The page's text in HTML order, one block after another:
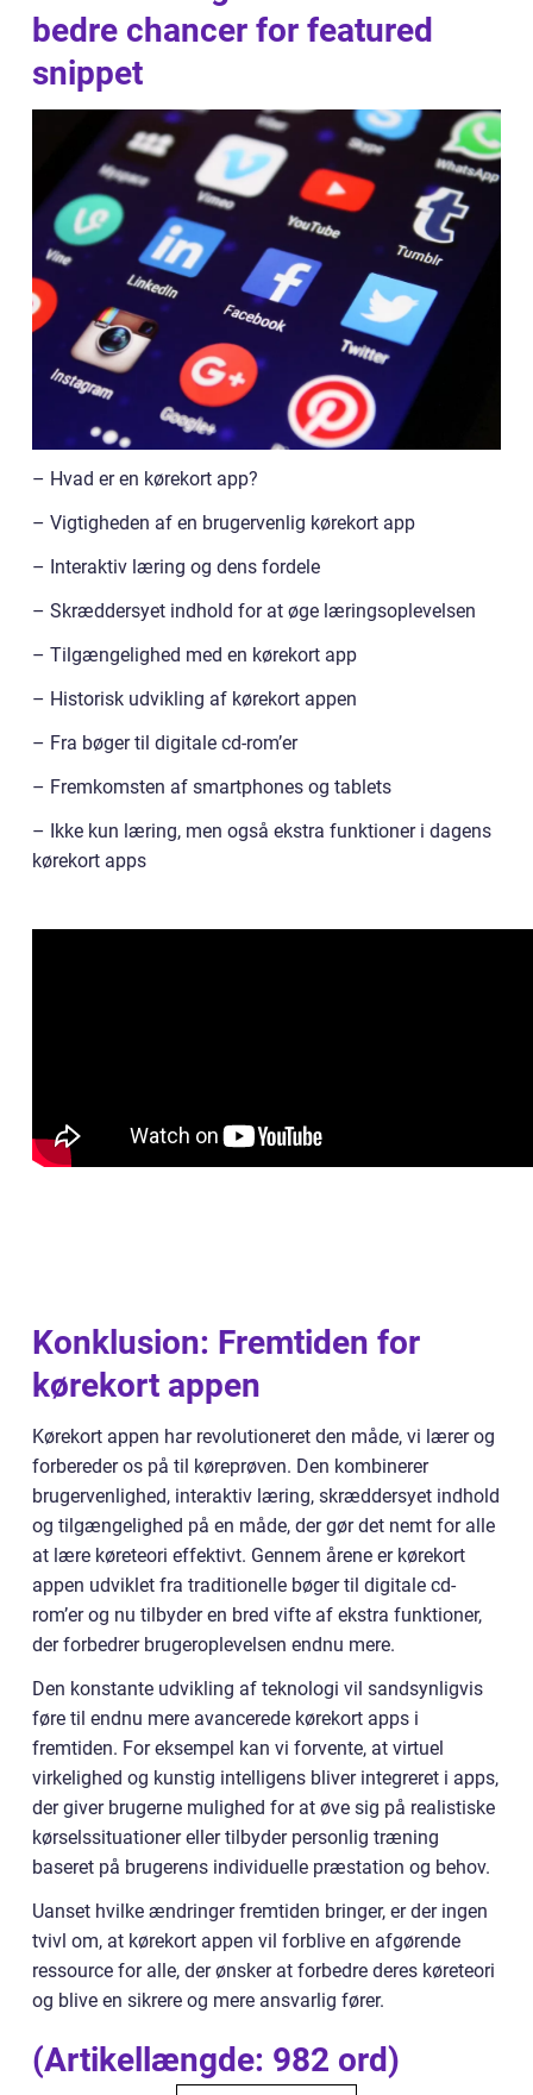
bedre chancer for featured
snippet
– Hvad er en kørekort app?
– Vigtigheden af en brugervenlig kørekort app
– Interaktiv læring og dens fordele
– Skræddersyet indhold for at øge læringsoplevelsen
– Tilgængelighed med en kørekort app
– Historisk udvikling af kørekort appen
– Fra bøger til digitale cd-rom’er
– Fremkomsten af smartphones og tablets
– Ikke kun læring, men også ekstra funktioner i dagens
kørekort apps
Konklusion: Fremtiden for
kørekort appen
Kørekort appen har revolutioneret den måde, vi lærer og
forbereder os på til køreprøven. Den kombinerer
brugervenlighed, interaktiv læring, skræddersyet indhold
og tilgængelighed på en måde, der gør det nemt for alle
at lære køreteori effektivt. Gennem årene er kørekort
appen udviklet fra traditionelle bøger til digitale cd-
rom’er og nu tilbyder en bred vifte af ekstra funktioner,
der forbedrer brugeroplevelsen endnu mere.
Den konstante udvikling af teknologi vil sandsynligvis
føre til endnu mere avancerede kørekort apps i
fremtiden. For eksempel kan vi forvente, at virtuel
virkelighed og kunstig intelligens bliver integreret i apps,
der giver brugerne mulighed for at øve sig på realistiske
kørselssituationer eller tilbyder personlig træning
baseret på brugerens individuelle præstation og behov.
Uanset hvilke ændringer fremtiden bringer, er der ingen
tvivl om, at kørekort appen vil forblive en afgørende
ressource for alle, der ønsker at forbedre deres køreteori
og blive en sikrere og mere ansvarlig fører.
(Artikellængde: 982 ord)